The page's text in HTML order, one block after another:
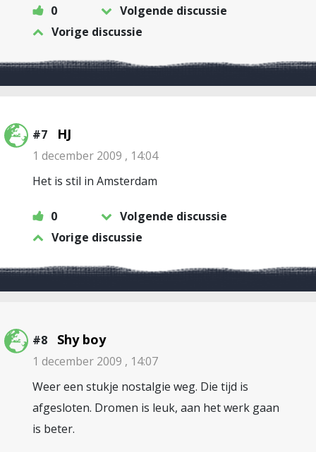
0
Volgende discussie
Vorige discussie
#7 HJ
1 december 2009 , 14:04
Het is stil in Amsterdam
0
Volgende discussie
Vorige discussie
#8 Shy boy
1 december 2009 , 14:07
Weer een stukje nostalgie weg. Die tijd is
afgesloten. Dromen is leuk, aan het werk gaan
is beter.